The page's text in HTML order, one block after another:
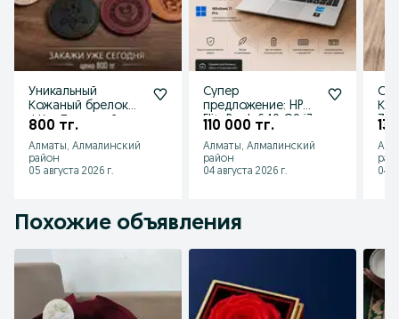
Уникальный
Кожаный брелок
ФК с Лазерной
ключей.
800 тг.
Алматы, Алмалинский
район
05 августа 2026 г.
Супер
предложение: HP
EliteBook 640 G9 i3
| 14"
110 000 тг.
Алматы, Алмалинский
район
04 августа 2026 г.
04
Похожие объявления